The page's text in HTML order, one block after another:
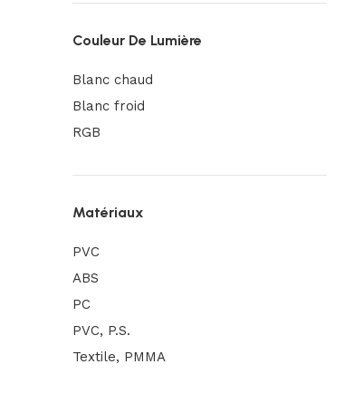
Couleur De Lumière
Blanc chaud
Blanc froid
RGB
Matériaux
PVC
ABS
PC
PVC, P.S.
Textile, PMMA